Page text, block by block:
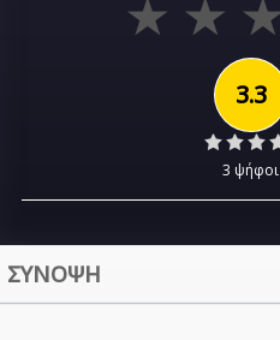
3.3
3 ψήφοι
ΣΥΝΟΨΗ